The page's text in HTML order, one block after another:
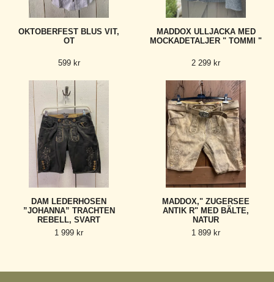
OKTOBERFEST BLUS VIT,
OT
599 kr
MADDOX ULLJACKA MED
MOCKADETALJER " TOMMI "
2 299 kr
DAM LEDERHOSEN
”JOHANNA” TRACHTEN
REBELL, SVART
1 999 kr
MADDOX," ZUGERSEE
ANTIK R" MED BÄLTE,
NATUR
1 899 kr